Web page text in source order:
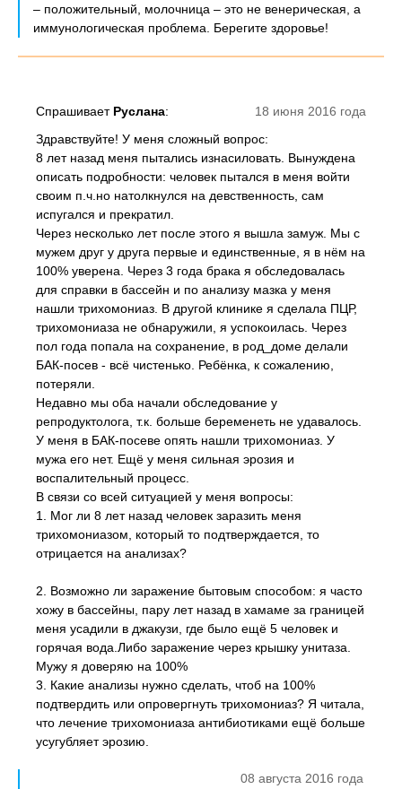
– положительный, молочница – это не венерическая, а
иммунологическая проблема. Берегите здоровье!
18 июня 2016 года
Спрашивает Руслана:
Здравствуйте! У меня сложный вопрос:
8 лет назад меня пытались изнасиловать. Вынуждена
описать подробности: человек пытался в меня войти
своим п.ч.но натолкнулся на девственность, сам
испугался и прекратил.
Через несколько лет после этого я вышла замуж. Мы с
мужем друг у друга первые и единственные, я в нём на
100% уверена. Через 3 года брака я обследовалась
для справки в бассейн и по анализу мазка у меня
нашли трихомониаз. В другой клинике я сделала ПЦР,
трихомониаза не обнаружили, я успокоилась. Через
пол года попала на сохранение, в род_доме делали
БАК-посев - всё чистенько. Ребёнка, к сожалению,
потеряли.
Недавно мы оба начали обследование у
репродуктолога, т.к. больше беременеть не удавалось.
У меня в БАК-посеве опять нашли трихомониаз. У
мужа его нет. Ещё у меня сильная эрозия и
воспалительный процесс.
В связи со всей ситуацией у меня вопросы:
1. Мог ли 8 лет назад человек заразить меня
трихомониазом, который то подтверждается, то
отрицается на анализах?
2. Возможно ли заражение бытовым способом: я часто
хожу в бассейны, пару лет назад в хамаме за границей
меня усадили в джакузи, где было ещё 5 человек и
горячая вода.Либо заражение через крышку унитаза.
Мужу я доверяю на 100%
3. Какие анализы нужно сделать, чтоб на 100%
подтвердить или опровергнуть трихомониаз? Я читала,
что лечение трихомониаза антибиотиками ещё больше
усугубляет эрозию.
08 августа 2016 года